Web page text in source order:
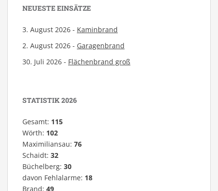
NEUESTE EINSÄTZE
3. August 2026 - Kaminbrand
2. August 2026 - Garagenbrand
30. Juli 2026 - Flächenbrand groß
STATISTIK 2026
Gesamt: 115
Wörth: 102
Maximiliansau: 76
Schaidt: 32
Büchelberg: 30
davon Fehlalarme: 18
Brand: 49